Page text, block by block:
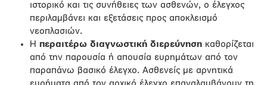
ιστορικό και τις συνήθειες των ασθενών, ο έλεγχος
περιλαμβάνει και εξετάσεις προς αποκλεισμό
νεοπλασιών.
Η περαιτέρω διαγνωστική διερεύνηση καθορίζεται
από την παρουσία ή απουσία ευρημάτων από τον
παραπάνω βασικό έλεγχο. Ασθενείς με αρνητικά